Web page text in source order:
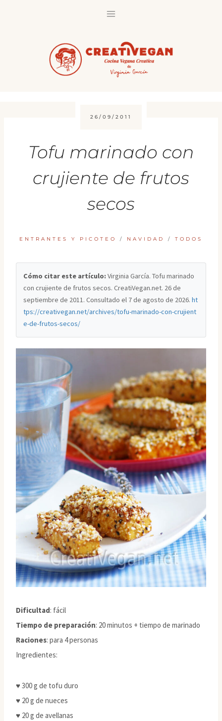
26/09/2011
Tofu marinado con
crujiente de frutos
secos
ENTRANTES Y PICOTEO / NAVIDAD / TODOS
Cómo citar este artículo: Virginia García. Tofu marinado
con crujiente de frutos secos. CreatiVegan.net. 26 de
septiembre de 2011. Consultado el 7 de agosto de 2026.ht
tps://creativegan.net/archives/tofu-marinado-con-crujient
e-de-frutos-secos/
Dificultad: fácil
Tiempo de preparación: 20 minutos + tiempo de marinado
Raciones: para 4 personas
Ingredientes:
♥ 300 g de tofu duro
♥ 20 g de nueces
♥ 20 g de avellanas